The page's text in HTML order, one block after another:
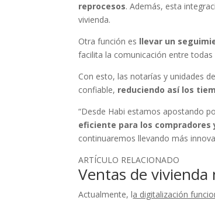
reprocesos. Además, esta
vivienda.
Otra función es llevar un
facilita la comunicación entre
Con esto, las notarías y unidades
confiable, reduciendo así los
“Desde Habi estamos apostando
eficiente para los compradores
continuaremos llevando más
ARTÍCULO RELACIONADO
Ventas de vivienda
Actualmente, la digitalización